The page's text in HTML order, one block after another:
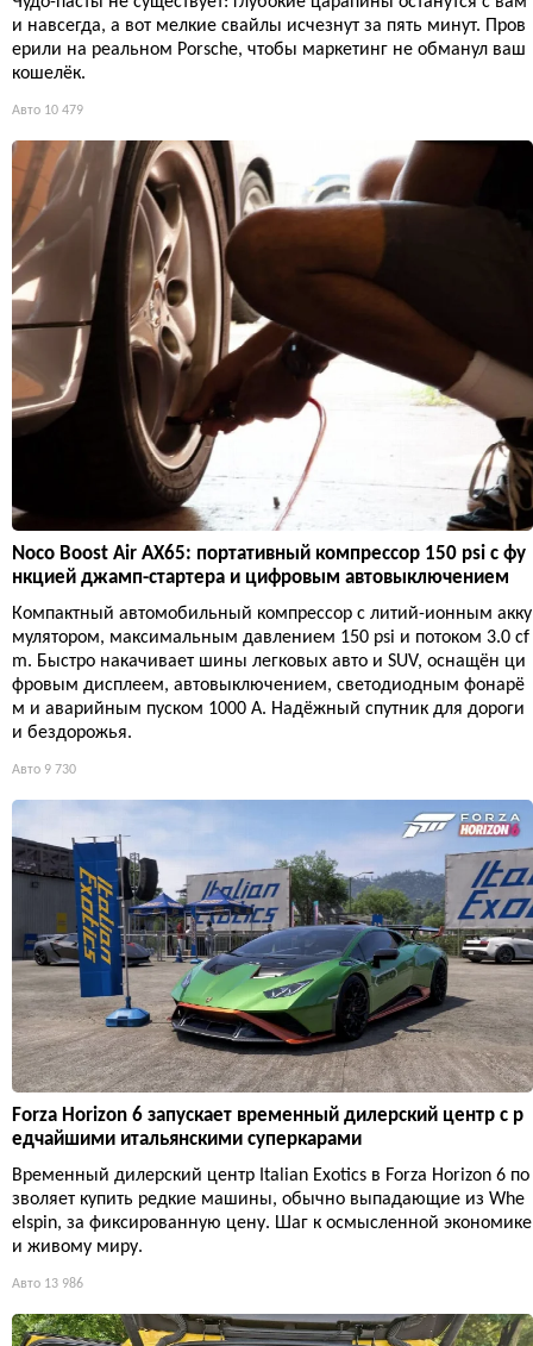
и навсегда, а вот мелкие свайлы исчезнут за пять минут. Пров
ерили на реальном Porsche, чтобы маркетинг не обманул ваш
кошелёк.
Авто 10 479
Noco Boost Air AX65: портативный компрессор 150 psi с фу
нкцией джамп-стартера и цифровым автовыключением
Компактный автомобильный компрессор с литий-ионным акку
мулятором, максимальным давлением 150 psi и потоком 3.0 cf
m. Быстро накачивает шины легковых авто и SUV, оснащён ци
фровым дисплеем, автовыключением, светодиодным фонарё
м и аварийным пуском 1000 А. Надёжный спутник для дороги
и бездорожья.
Авто 9 730
Forza Horizon 6 запускает временный дилерский центр с р
едчайшими итальянскими суперкарами
Временный дилерский центр Italian Exotics в Forza Horizon 6 по
зволяет купить редкие машины, обычно выпадающие из Whe
elspin, за фиксированную цену. Шаг к осмысленной экономике
и живому миру.
Авто 13 986